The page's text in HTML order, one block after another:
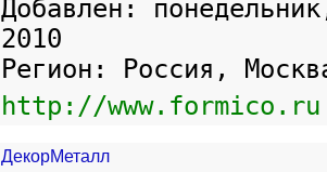
Добавлен:
2010
Регион: Россия,
http://www.formico.ru
ДекорМеталл